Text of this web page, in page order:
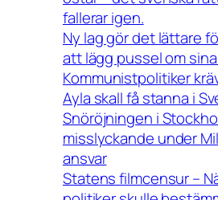
fallerar igen.
Ny lag gör det lättare
att lägg pussel om
Kommunistpolitiker
Ayla skall få stanna i
Snöröjningen i
misslyckande under
ansvar
Statens filmcensur –